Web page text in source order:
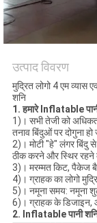
उत्पाद विवरण
मुद्रित लोगो 4 एम
शनि
1. हमारे Inflatable
1)। सभी तेजी को
तनाव बिंदुओं पर दोगुना हो
2)। मोटी "हे" लंगर बिंदु
ठीक करने और स्थिर रहने
3)। मरम्मत किट, पैकेज
4)। ग्राहक का लोगो
5)। नमूना समय: नमूना
6)। ग्राहक के डिजाइन,
2. Inflatable पानी